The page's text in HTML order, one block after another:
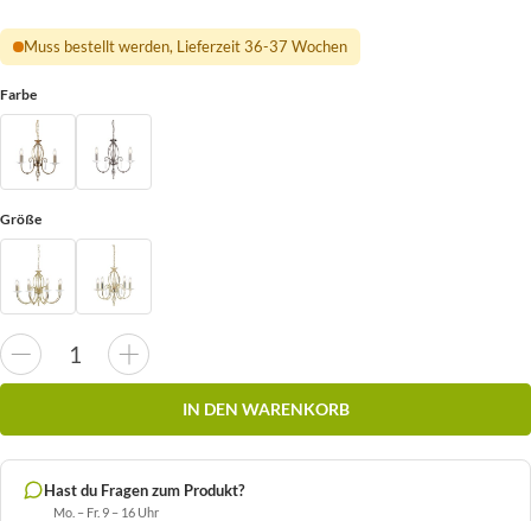
Muss bestellt werden, Lieferzeit 36-37 Wochen
Farbe
Größe
IN DEN WARENKORB
Hast du Fragen zum Produkt?
Mo. – Fr. 9 – 16 Uhr